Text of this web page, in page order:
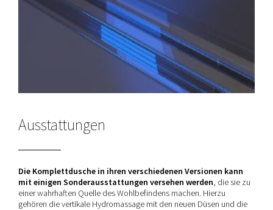
Ausstattungen
Die Komplettdusche in ihren verschiedenen Versionen kann
mit einigen Sonderausstattungen versehen werden, die sie zu
einer wahrhaften Quelle des Wohlbefindens machen. Hierzu
gehören die vertikale Hydromassage mit den neuen Düsen und die